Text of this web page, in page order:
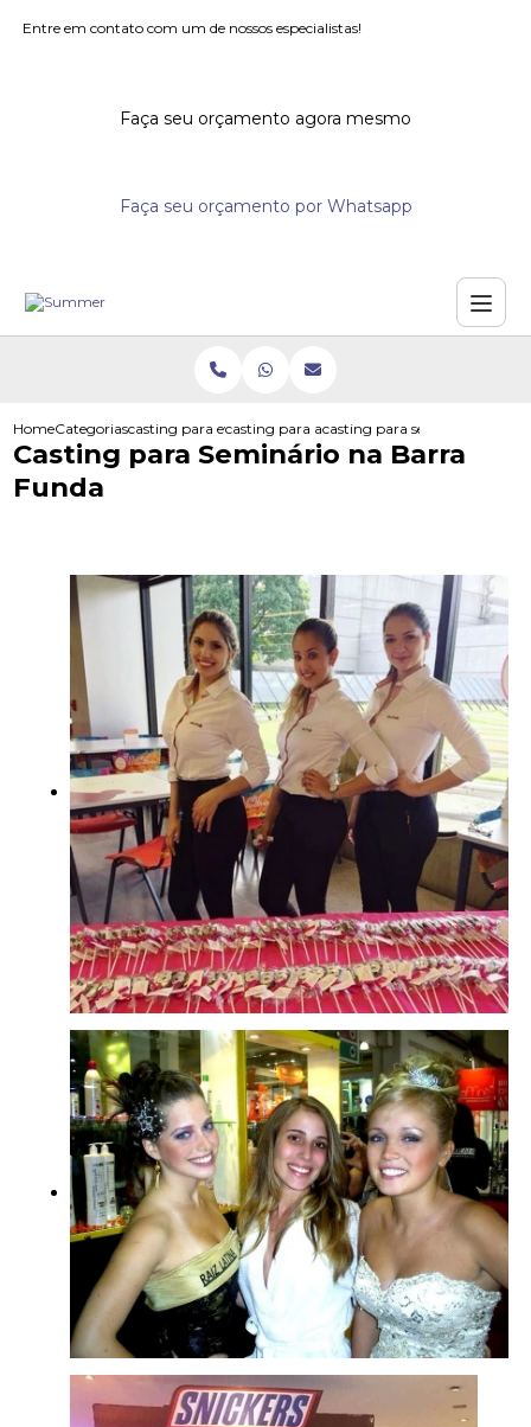
Entre em contato com um de nossos especialistas!
Faça seu orçamento agora mesmo
Faça seu orçamento por Whatsapp
HomeCategoriascasting para eventoscasting para acoes promocionais
casting para seminario na
Casting para Seminário na Barra
Funda